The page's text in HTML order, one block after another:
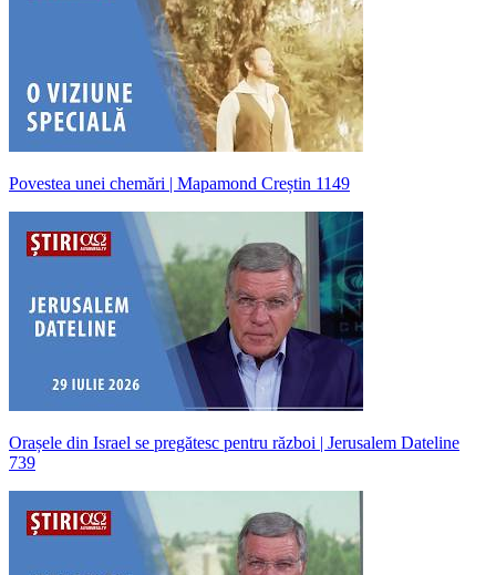
Povestea unei chemări | Mapamond Creștin 1149
Orașele din Israel se pregătesc pentru război | Jerusalem Dateline
739